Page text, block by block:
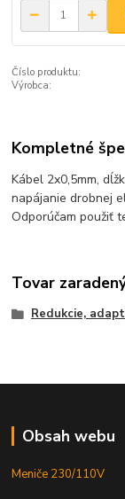
Číslo produktu:
Výrobca:
Kompletné
Kábel 2x0,5mm,
napájanie drobnej
Odporúčam použiť
Tovar
Redukcie,
Obsah webu
Meniče 230/110V